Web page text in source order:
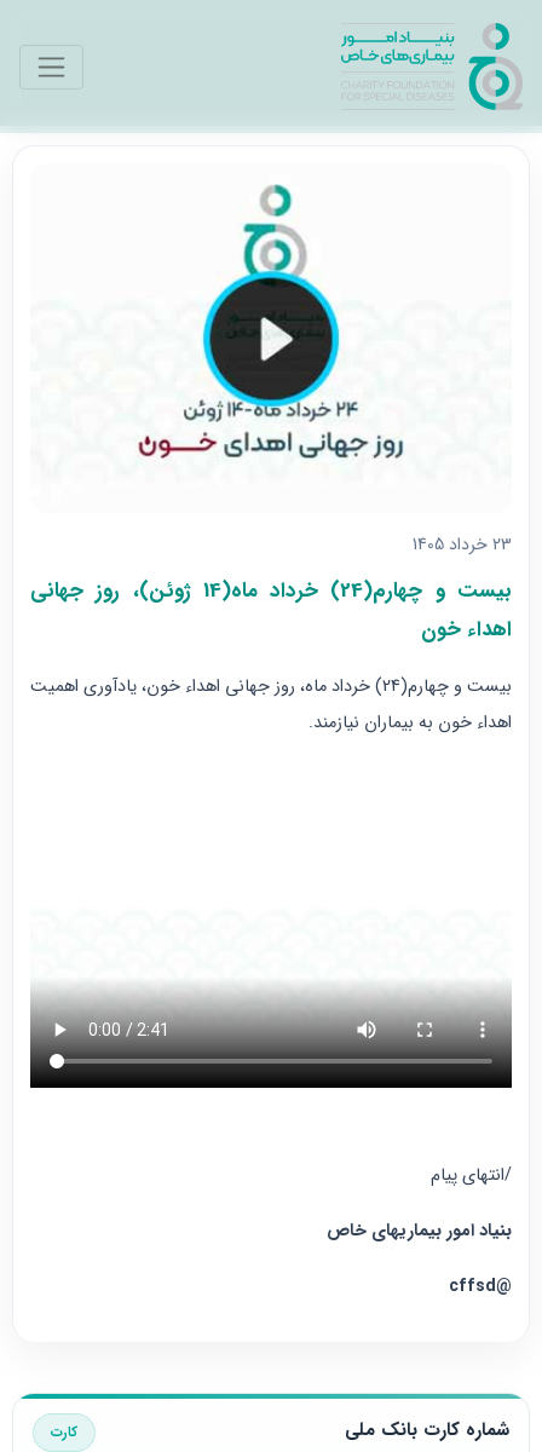
23 خرداد 1405
بیست و چهارم(24) خرداد ماه(14 ژوئن)، روز جهانی
اهداء خون
بیست و چهارم(24) خرداد ماه، روز جهانی اهداء خون، یادآوری اهمیت
اهداء خون به بیماران نیازمند.
/انتهای پیام
بنیاد امور بیماریهای خاص
@cffsd
شماره کارت بانک ملی کارت